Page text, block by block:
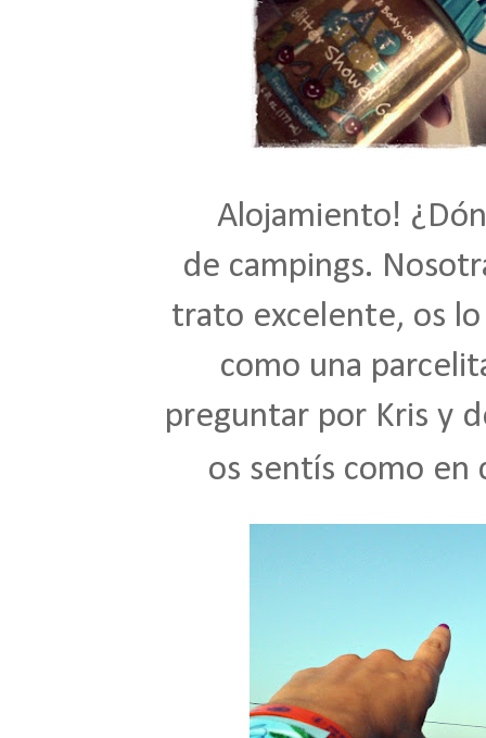
Alojamiento!
de campings.
trato excelente, os
como una
preguntar por Kris y
os sentís como en